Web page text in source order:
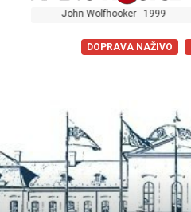
John Wolfhooker - 1999
DOPRAVA NAŽIVO